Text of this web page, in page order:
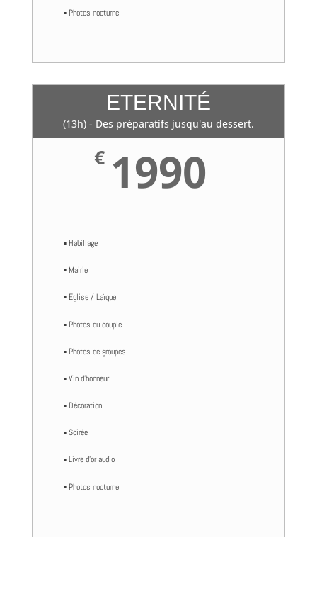
▫️ Photos nocturne
ETERNITÉ
(13h) - Des préparatifs jusqu'au dessert.
€ 1990
▪️ Habillage
▪️ Mairie
▪️ Eglise / Laïque
▪️ Photos du couple
▪️ Photos de groupes
▪️ Vin d’honneur
▪️ Décoration
▪️ Soirée
▪️ Livre d’or audio
▪️ Photos nocturne